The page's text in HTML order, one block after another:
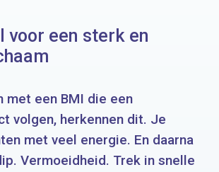
voor een sterk en
met een BMI die een
volgen, herkennen dit. Je
met veel energie. En daarna
Vermoeidheid. Trek in snelle